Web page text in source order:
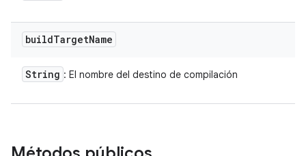
buildTargetName
String : El nombre del destino de compilación